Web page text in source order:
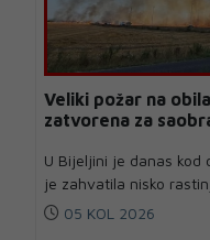
Veliki požar na
zatvorena za
U Bijeljini je danas kod
je zahvatila nisko
05 KOL 2026